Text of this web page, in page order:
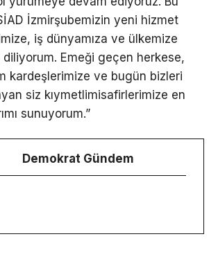
İzmirşubemizin yeni hizmet
iş dünyamıza ve ülkemize
diliyorum. Emeği geçen herkese,
kardeşlerimize ve bugün bizleri
siz kıymetlimisafirlerimize en
sunuyorum.”
Demokrat Gündem